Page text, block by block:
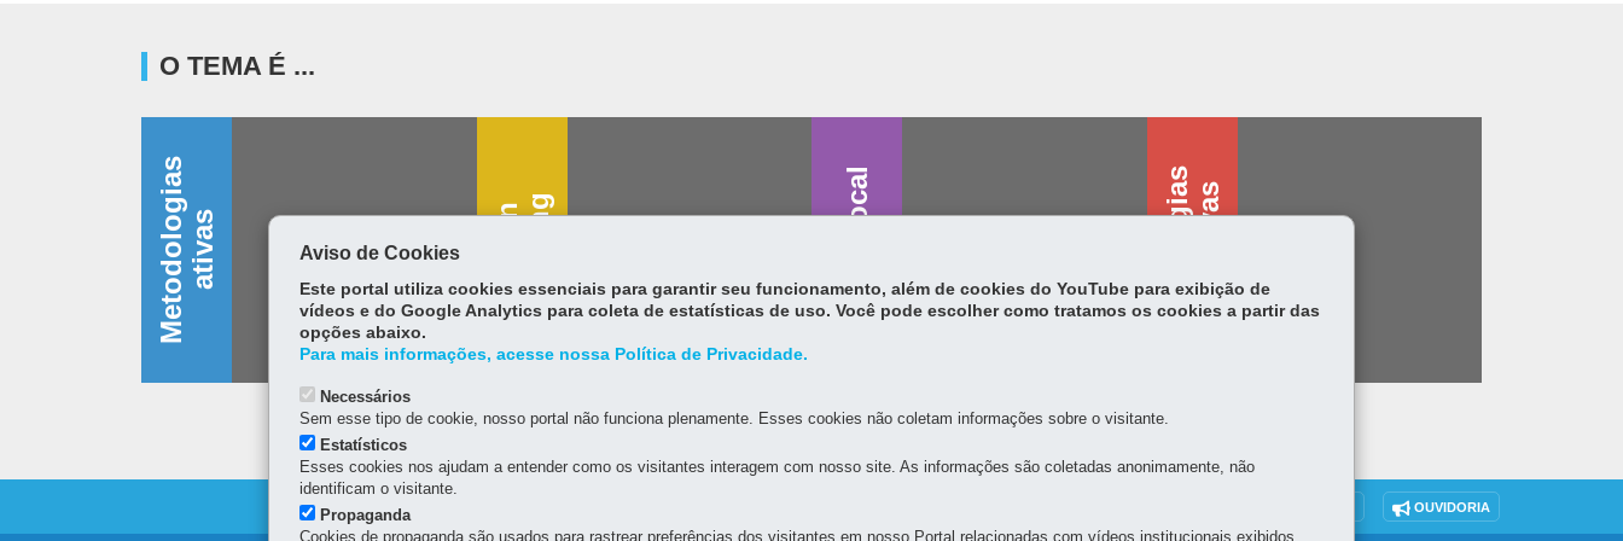
O TEMA É ...
M
e
t
o
d
o
l
o
g
i
a
s
a
t
i
v
as D
e
s
i
g
n
t
h
i
n
k
i
ng Saúde vocal T
e
c
n
o
l
o
g
ia
s
a
s
s
i
s
t
i
v
as
OUVIDORIA
Aviso de Cookies
Este portal utiliza cookies essenciais para garantir seu funcionamento, além de cookies do YouTube para exibição de
vídeos e do Google Analytics para coleta de estatísticas de uso. Você pode escolher como tratamos os cookies a partir das
opções abaixo.
Para mais informações, acesse nossa Política de Privacidade.
Necessários
Sem esse tipo de cookie, nosso portal não funciona plenamente. Esses cookies não coletam informações sobre o visitante.
Estatísticos
Esses cookies nos ajudam a entender como os visitantes interagem com nosso site. As informações são coletadas anonimamente, não
identificam o visitante.
Propaganda
Cookies de propaganda são usados para rastrear preferências dos visitantes em nosso Portal relacionadas com vídeos institucionais exibidos